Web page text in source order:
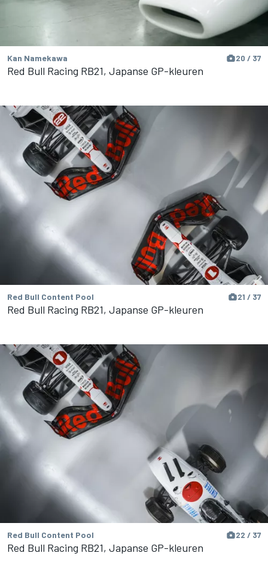
Kan Namekawa 20 / 37
Red Bull Racing RB21, Japanse GP-kleuren
Red Bull Content Pool 21 / 37
Red Bull Racing RB21, Japanse GP-kleuren
Red Bull Content Pool 22 / 37
Red Bull Racing RB21, Japanse GP-kleuren